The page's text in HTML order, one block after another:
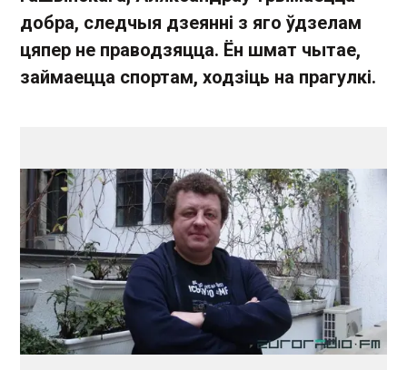
добра, следчыя дзеянні з яго ўдзелам
цяпер не праводзяцца. Ён шмат чытае,
займаецца спортам, ходзіць на прагулкі.